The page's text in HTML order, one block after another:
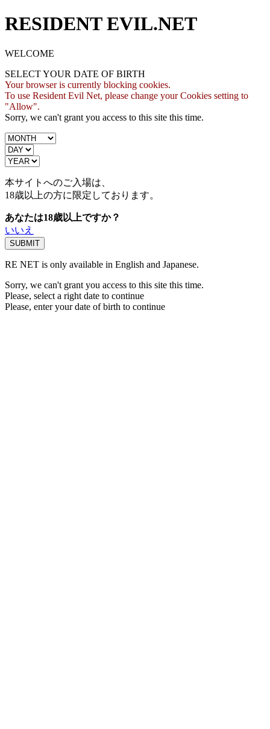
RESIDENT EVIL.NET
WELCOME
SELECT YOUR DATE OF BIRTH
Your browser is currently blocking cookies.
To use Resident Evil Net, please change your Cookies setting to
"Allow".
Sorry, we can't grant you access to this site this time.
本サイトへのご入場は、
18歳以上の方に限定しております。
あなたは18歳以上ですか？
いいえ
RE NET is only available in English and Japanese.
Sorry, we can't grant you access to this site this time.
Please, select a right date to continue
Please, enter your date of birth to continue